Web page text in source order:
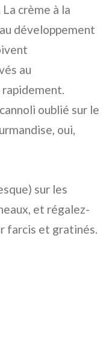
crème à la
développement
au
oublié sur le
oui,
sur les
et régalez-
farcis et gratinés.